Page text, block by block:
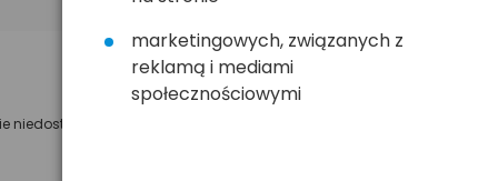
niedostępny
Powiadom mnie o dostępności
marketingowych, związanych z
reklamą i mediami
społecznościowymi